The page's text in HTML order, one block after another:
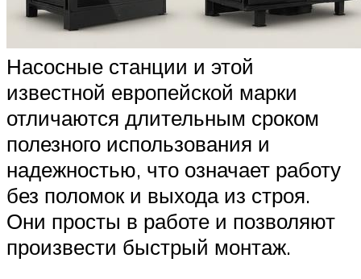
Насосные станции и этой
известной европейской марки
отличаются длительным сроком
полезного использования и
надежностью, что означает работу
без поломок и выхода из строя.
Они просты в работе и позволяют
произвести быстрый монтаж.